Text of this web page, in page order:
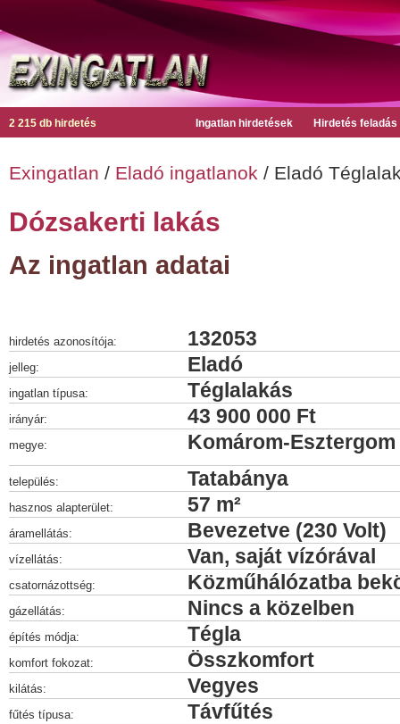
2 215 db hirdetés Ingatlan hirdetések Hirdetés feladás
Exingatlan / Eladó ingatlanok / Eladó
Dózsakerti lakás
Az ingatlan adatai
hirdetés azonosítója: 132053
jelleg: Eladó
ingatlan típusa: Téglalakás
irányár: 43 900 000 Ft
megye: Komárom-Esztergom
település: Tatabánya
hasznos alapterület: 57 m²
áramellátás: Bevezetve (230 Volt)
vízellátás: Van, saját vízórával
csatornázottség: Közműhálózatba
gázellátás: Nincs a közelben
építés módja: Tégla
komfort fokozat: Összkomfort
kilátás: Vegyes
fűtés típusa: Távfűtés